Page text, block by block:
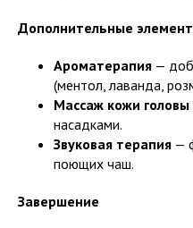
Дополнительные
Ароматерапия —
(ментол, лаванда,
Массаж кожи головы
насадками.
Звуковая терапия —
поющих чаш.
Завершение